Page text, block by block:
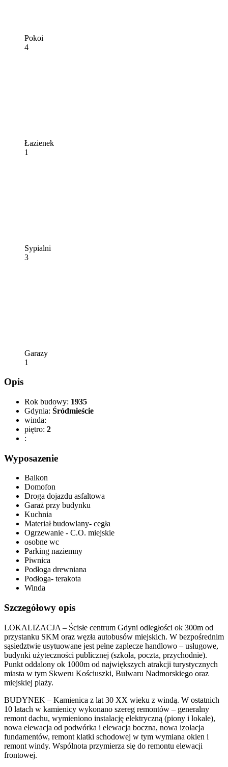
Pokoi
4
Łazienek
1
Sypialni
3
Garazy
1
Opis
Rok budowy: 1935
Gdynia: Śródmieście
winda:
piętro: 2
:
Wyposazenie
Balkon
Domofon
Droga dojazdu asfaltowa
Garaż przy budynku
Kuchnia
Materiał budowlany- cegła
Ogrzewanie - C.O. miejskie
osobne wc
Parking naziemny
Piwnica
Podłoga drewniana
Podłoga- terakota
Winda
Szczegółowy opis
LOKALIZACJA – Ścisłe centrum Gdyni odległości ok 300m od
przystanku SKM oraz węzła autobusów miejskich. W bezpośrednim
sąsiedztwie usytuowane jest pełne zaplecze handlowo – usługowe,
budynki użyteczności publicznej (szkoła, poczta, przychodnie).
Punkt oddalony ok 1000m od największych atrakcji turystycznych
miasta w tym Skweru Kościuszki, Bulwaru Nadmorskiego oraz
miejskiej plaży.
BUDYNEK – Kamienica z lat 30 XX wieku z windą. W ostatnich
10 latach w kamienicy wykonano szereg remontów – generalny
remont dachu, wymieniono instalację elektryczną (piony i lokale),
nowa elewacja od podwórka i elewacja boczna, nowa izolacja
fundamentów, remont klatki schodowej w tym wymiana okien i
remont windy. Wspólnota przymierza się do remontu elewacji
frontowej.